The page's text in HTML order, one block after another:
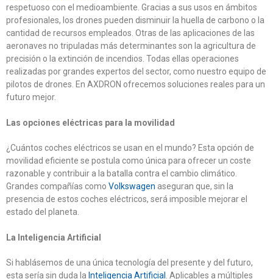
respetuoso con el medioambiente. Gracias a sus usos en ámbitos
profesionales, los drones pueden disminuir la huella de carbono o la
cantidad de recursos empleados. Otras de las aplicaciones de las
aeronaves no tripuladas más determinantes son la agricultura de
precisión o la extinción de incendios. Todas ellas operaciones
realizadas por grandes expertos del sector, como nuestro equipo de
pilotos de drones. En AXDRON ofrecemos soluciones reales para un
futuro mejor.
Las opciones eléctricas para la movilidad
¿Cuántos coches eléctricos se usan en el mundo? Esta opción de
movilidad eficiente se postula como única para ofrecer un coste
razonable y contribuir a la batalla contra el cambio climático.
Grandes compañías como Volkswagen aseguran que, sin la
presencia de estos coches eléctricos, será imposible mejorar el
estado del planeta.
La Inteligencia Artificial
Si hablásemos de una única tecnología del presente y del futuro,
esta sería sin duda la Inteligencia Artificial . Aplicables a múltiples